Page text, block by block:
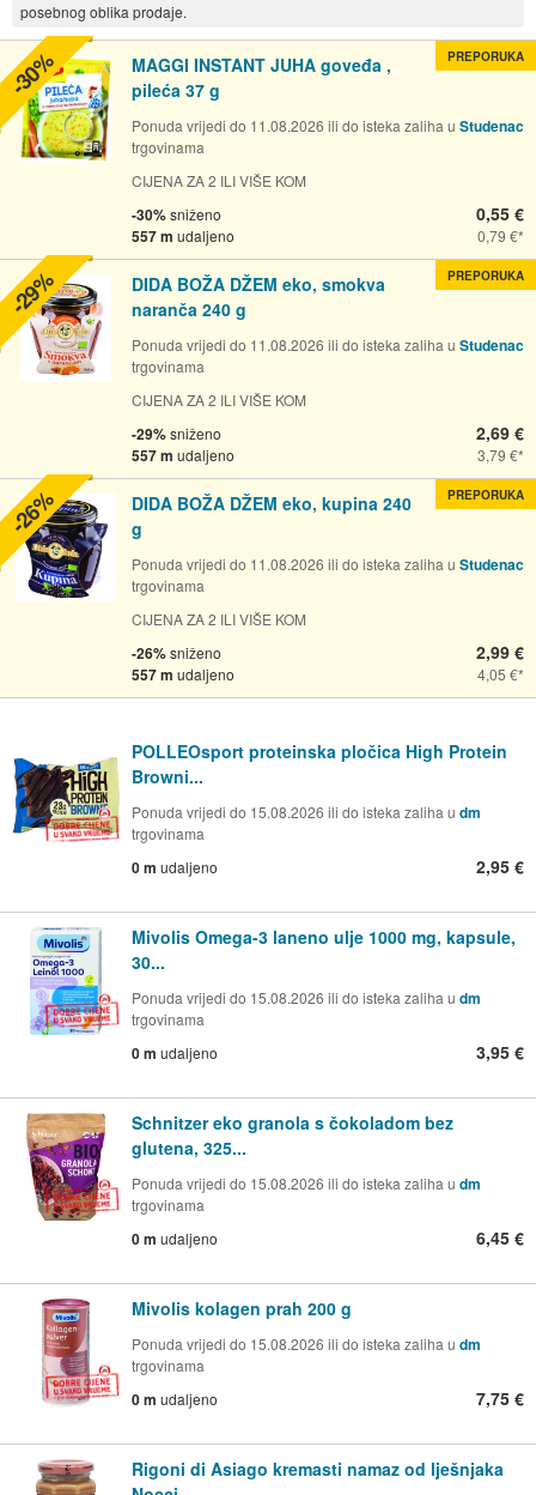
posebnog oblika prodaje.
MAGGI INSTANT JUHA goveđa ,
pileća 37 g
Ponuda vrijedi do 11.08.2026 ili do isteka zaliha u Studenac
trgovinama
CIJENA ZA 2 ILI VIŠE KOM
-30%sniženo
557 m udaljeno
0,55 €
0,79 €
PREPORUKA
-30%
DIDA BOŽA DŽEM eko, smokva
naranča 240 g
Ponuda vrijedi do 11.08.2026 ili do isteka zaliha u Studenac
trgovinama
CIJENA ZA 2 ILI VIŠE KOM
-29%sniženo
557 m udaljeno
2,69 €
3,79 €
PREPORUKA
-29%
DIDA BOŽA DŽEM eko, kupina 240
g
Ponuda vrijedi do 11.08.2026 ili do isteka zaliha u Studenac
trgovinama
CIJENA ZA 2 ILI VIŠE KOM
-26%sniženo
557 m udaljeno
2,99 €
4,05 €
PREPORUKA
-26%
POLLEOsport proteinska pločica High Protein
Browni...
Ponuda vrijedi do 15.08.2026 ili do isteka zaliha u dm
trgovinama
0 m udaljeno 2,95 €
Mivolis Omega-3 laneno ulje 1000 mg, kapsule,
30...
Ponuda vrijedi do 15.08.2026 ili do isteka zaliha u dm
trgovinama
0 m udaljeno 3,95 €
Schnitzer eko granola s čokoladom bez
glutena, 325...
Ponuda vrijedi do 15.08.2026 ili do isteka zaliha u dm
trgovinama
0 m udaljeno 6,45 €
Mivolis kolagen prah 200 g
Ponuda vrijedi do 15.08.2026 ili do isteka zaliha u dm
trgovinama
0 m udaljeno 7,75 €
Rigoni di Asiago kremasti namaz od lješnjaka